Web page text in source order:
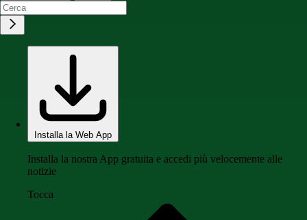
Installa la Web App
Installa la nostra App gratuita e accedi più velocemente alle
notizie
Tocca